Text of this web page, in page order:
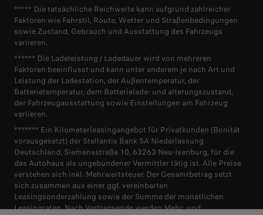
***** Die tatsächliche Reichweite kann aufgrund zahlreicher
Faktoren wie Fahrstil, Route, Wetter und Straßenbedingungen
sowie Zustand, Gebrauch und Ausstattung des Fahrzeugs
variieren.
****** Die Ladeleistung / Ladedauer wird von mehreren
Faktoren beeinflusst und kann unter anderem je nach Art und
Leistung der Ladestation, der Außentemperatur, der
Batterietemperatur, dem Batterielade- und alterungszustand,
der Fahrzeugausstattung sowie Einstellungen am Fahrzeug
variieren.
******* Ein Kilometerleasingangebot für Privatkunden (Bonität
vorausgesetzt) der Stellantis Bank SA Niederlassung
Deutschland, Siemensstraße 10, 63263 Neu-Isenburg, für die
das Autohaus als ungebundener Vermittler tätig ist. Alle Preise
verstehen sich inkl. Mehrwertsteuer. Der Gesamtbetrag setzt
sich zusammen aus einer ggf. vereinbarten
Leasingsonderzahlung sowie der Summe der monatlichen
Leasingraten. Nach Vertragsende werden Mehr- und